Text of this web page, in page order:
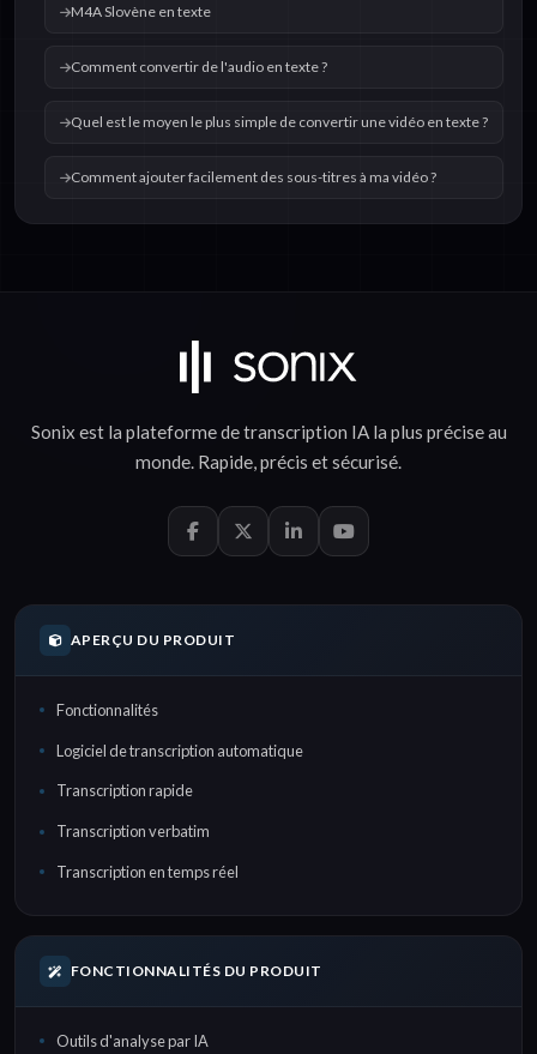
M4A Slovène en texte
Comment convertir de l'audio en texte ?
Quel est le moyen le plus simple de convertir une vidéo en texte ?
Comment ajouter facilement des sous-titres à ma vidéo ?
Sonix est la plateforme detranscription IAla plus précise au
monde. Rapide,précis etsécurisé.
APERÇU DU PRODUIT
Fonctionnalités
Logiciel de transcription automatique
Transcription rapide
Transcription verbatim
Transcription en temps réel
FONCTIONNALITÉS DU PRODUIT
Outils d'analyse par IA